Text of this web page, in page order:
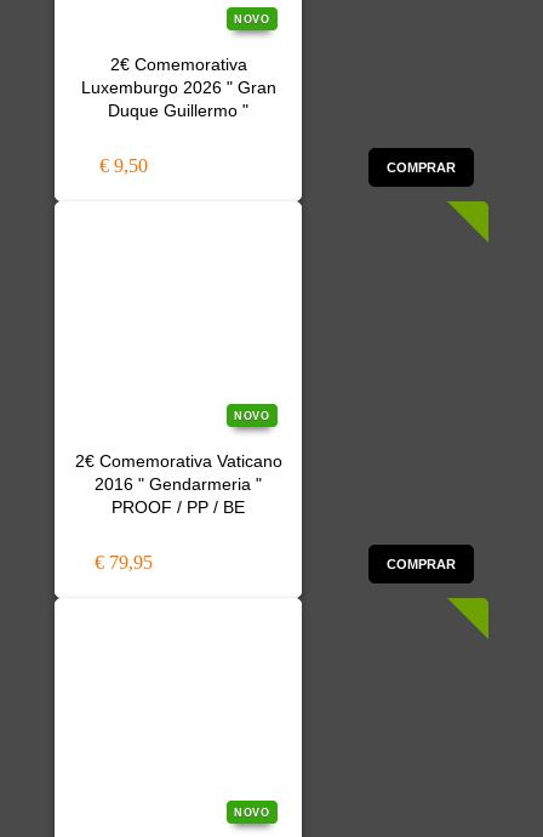
NOVO
2€ Comemorativa
Luxemburgo 2026 " Gran
Duque Guillermo "
€ 9,50 COMPRAR
NOVO
2€ Comemorativa Vaticano
2016 " Gendarmeria "
PROOF / PP / BE
€ 79,95 COMPRAR
NOVO